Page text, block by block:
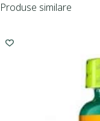
Produse similare